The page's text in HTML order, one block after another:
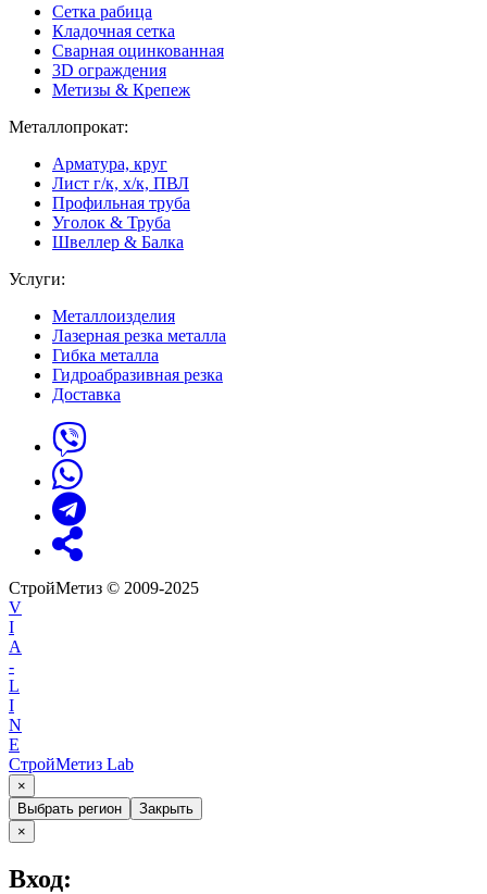
Сетка рабица
Кладочная сетка
Сварная оцинкованная
3D ограждения
Метизы & Крепеж
Металлопрокат:
Арматура, круг
Лист г/к, х/к, ПВЛ
Профильная труба
Уголок & Труба
Швеллер & Балка
Услуги:
Металлоизделия
Лазерная резка металла
Гибка металла
Гидроабразивная резка
Доставка
СтройМетиз © 2009-2025
V
I
A
-
L
I
N
E
СтройМетиз Lab
×
Выбрать регион
Закрыть
×
Вход: